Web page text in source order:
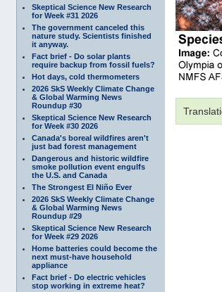
Skeptical Science New Research
for Week #31 2026
The government canceled this
nature study. Scientists finished
it anyway.
Fact brief - Do solar plants
require backup from fossil fuels?
Hot days, cold thermometers
2026 SkS Weekly Climate Change
& Global Warming News
Roundup #30
Skeptical Science New Research
for Week #30 2026
Canada's boreal wildfires aren't
just bad forest management
Dangerous and historic wildfire
smoke pollution event engulfs
the U.S. and Canada
The Strongest El Niño Ever
2026 SkS Weekly Climate Change
& Global Warming News
Roundup #29
Skeptical Science New Research
for Week #29 2026
Home batteries could become the
next must-have household
appliance
Fact brief - Do electric vehicles
stop working in extreme heat?